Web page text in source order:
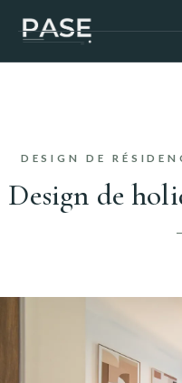
BLOG
DESIGN DE
Design de